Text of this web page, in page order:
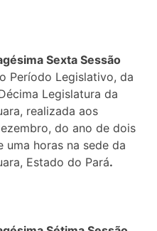
Sexta Sessão
Período Legislativo, da
Legislatura da
realizada aos
do ano de dois
uma horas na sede da
Estado do Pará.